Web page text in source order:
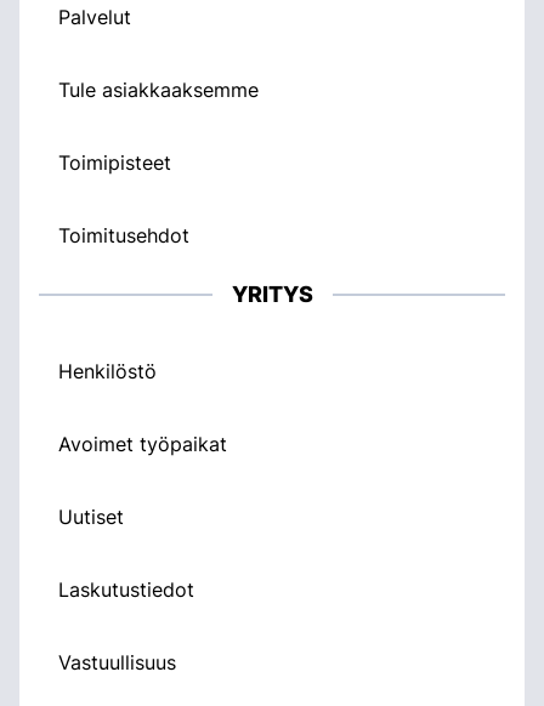
Palvelut
Tule asiakkaaksemme
Toimipisteet
Toimitusehdot
YRITYS
Henkilöstö
Avoimet työpaikat
Uutiset
Laskutustiedot
Vastuullisuus